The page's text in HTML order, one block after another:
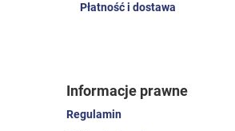
Płatność i dostawa
Informacje prawne
Regulamin